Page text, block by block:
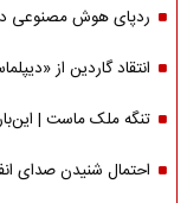
ردپای هوش مصنوعی در
انتقاد گاردین از
تنگه ملک ماست |
احتمال شنیدن صدای